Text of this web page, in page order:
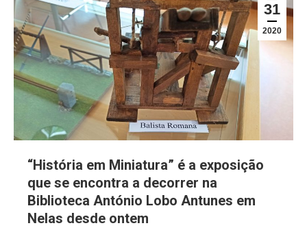
31
2020
“História em Miniatura” é a exposição
que se encontra a decorrer na
Biblioteca António Lobo Antunes em
Nelas desde ontem